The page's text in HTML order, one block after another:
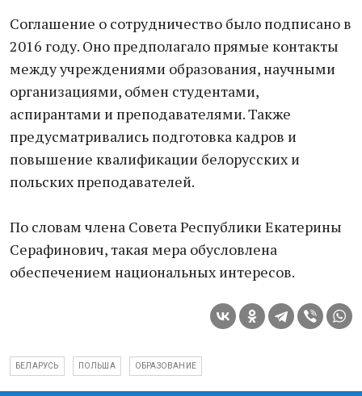
Соглашение о сотрудничество было подписано в
2016 году. Оно предполагало прямые контакты
между учреждениями образования, научными
организациями, обмен студентами,
аспирантами и преподавателями. Также
предусматривались подготовка кадров и
повышение квалификации белорусских и
польских преподавателей.
По словам члена Совета Республики Екатерины
Серафинович, такая мера обусловлена
обеспечением национальных интересов.
БЕЛАРУСЬ ПОЛЬША ОБРАЗОВАНИЕ